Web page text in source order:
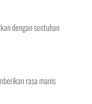
dengan sentuhan
rasa manis